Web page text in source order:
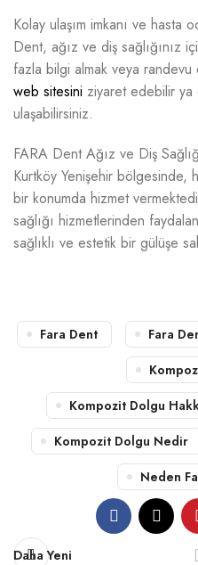
Kolay ulaşım imkanı ve hasta
Dent, ağız ve diş sağlığınız
fazla bilgi almak veya randevu
web sitesini ziyaret edebilir ya
ulaşabilirsiniz.
FARA Dent Ağız ve Diş
Kurtköy Yenişehir bölgesinde,
bir konumda hizmet
sağlığı hizmetlerinden
sağlıklı ve estetik bir gülüşe
Fara Dent Fara
Kompozit Dolgu
Kompozit Dolgu Nedir
Neden
Daha Yeni